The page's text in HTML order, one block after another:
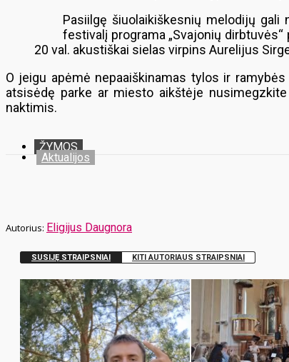
Pasiilgę šiuolaikiškesnių melodijų gali
festivalį programa „Svajonių
20 val. akustiškai sielas virpins Aurelijus
O jeigu apėmė nepaaiškinamas tylos ir
atsisėdę parke ar miesto aikštėje
naktimis.
ŽYMOS
Aktualijos
Eligijus Daugnora
SUSIJĘ STRAIPSNIAI KITI AUTORIAUS STRAIPSNIAI